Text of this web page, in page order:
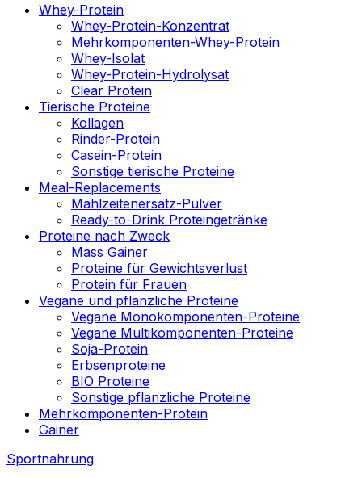
Whey-Protein
Whey-Protein-Konzentrat
Mehrkomponenten-Whey-Protein
Whey-Isolat
Whey-Protein-Hydrolysat
Clear Protein
Tierische Proteine
Kollagen
Rinder-Protein
Casein-Protein
Sonstige tierische Proteine
Meal-Replacements
Mahlzeitenersatz-Pulver
Ready-to-Drink Proteingetränke
Proteine nach Zweck
Mass Gainer
Proteine für Gewichtsverlust
Protein für Frauen
Vegane und pflanzliche Proteine
Vegane Monokomponenten-Proteine
Vegane Multikomponenten-Proteine
Soja-Protein
Erbsenproteine
BIO Proteine
Sonstige pflanzliche Proteine
Mehrkomponenten-Protein
Gainer
Sportnahrung